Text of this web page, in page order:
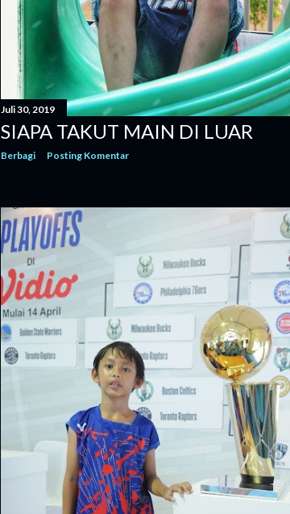
Juli 30, 2019
SIAPA TAKUT MAIN DI LUAR
Berbagi Posting Komentar